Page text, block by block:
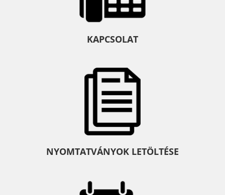
KAPCSOLAT
NYOMTATVÁNYOK LETÖLTÉSE